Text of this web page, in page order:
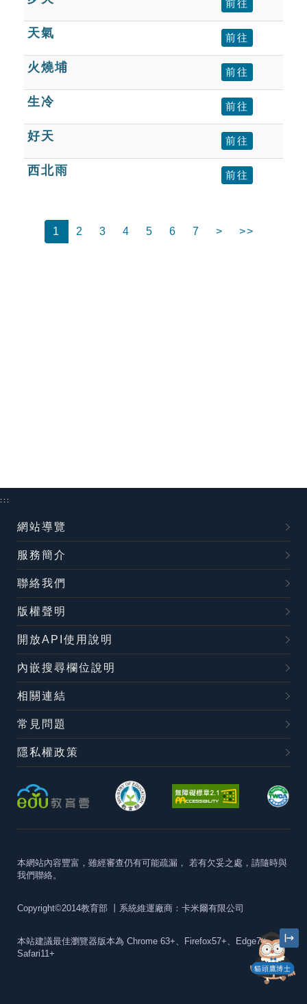
前往
天氣 前往
火燒埔 前往
生冷 前往
好天 前往
西北雨 前往
1 2 3 4 5 6 7 > >>
貓頭鷹博士
:::
網站導覽
服務簡介
聯絡我們
版權聲明
開放API使用說明
內嵌搜尋欄位說明
相關連結
常見問題
隱私權政策
本網站內容豐富，雖經審查仍有可能疏漏， 若有欠妥之處，請隨時與
我們聯絡。
Copyright©2014教育部 丨系統維運廠商：卡米爾有限公司
本站建議最佳瀏覽器版本為 Chrome 63+、Firefox57+、Edge79+及
Safari11+